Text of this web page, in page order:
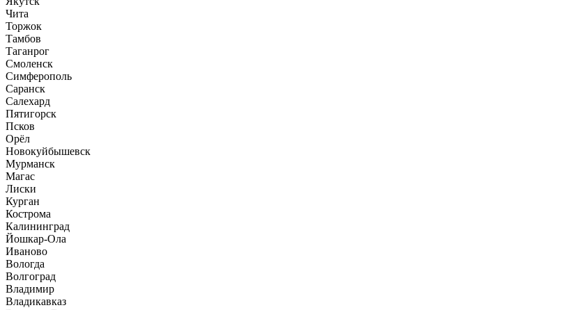
Чита
Торжок
Тамбов
Таганрог
Смоленск
Симферополь
Саранск
Салехард
Пятигорск
Псков
Орёл
Новокуйбышевск
Мурманск
Магас
Лиски
Курган
Кострома
Калининград
Йошкар-Ола
Иваново
Вологда
Волгоград
Владимир
Владикавказ